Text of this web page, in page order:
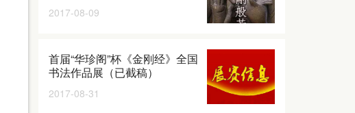
2017-08-09
首届“华珍阁”杯《金刚经》全国
书法作品展（已截稿）
2017-08-31